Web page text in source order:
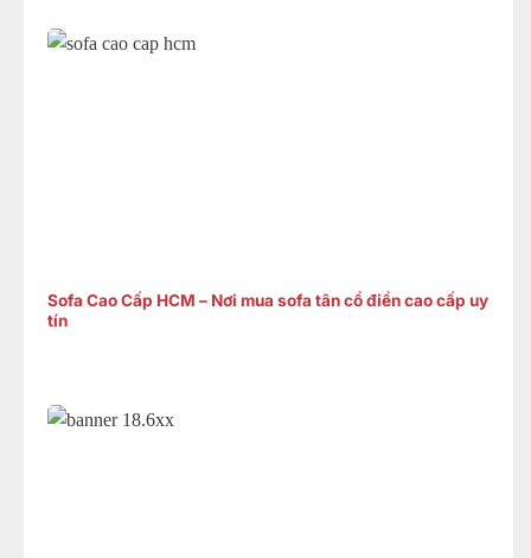
Sofa Cao Cấp HCM – Nơi mua sofa tân cổ điển cao cấp uy
tín